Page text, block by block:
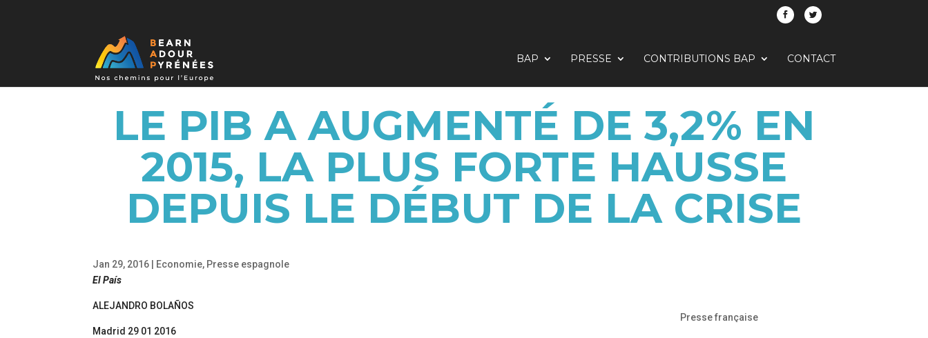
BAP PRESSE CONTRIBUTIONS BAP CONTACT
LE PIB A AUGMENTÉ DE 3,2% EN
2015, LA PLUS FORTE HAUSSE
DEPUIS LE DÉBUT DE LA CRISE
Jan 29, 2016 Economie, Presse espagnole
El País
ALEJANDRO BOLAÑOS
Madrid 29 01 2016
Presse française